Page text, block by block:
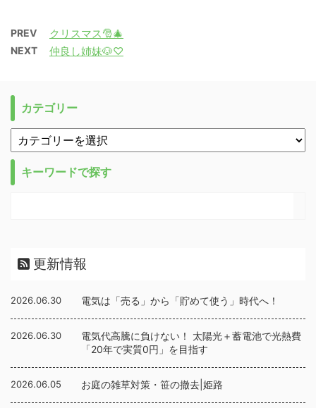
PREV クリスマス🎅🎄
NEXT 仲良し姉妹🐶♡
カテゴリー
キーワードで探す
更新情報
2026.06.30 電気は「売る」から「貯めて使う」時代へ！
2026.06.30
電気代高騰に負けない！ 太陽光＋蓄電池で光熱費
「20年で実質0円」を目指す
2026.06.05 お庭の雑草対策・笹の撤去|姫路